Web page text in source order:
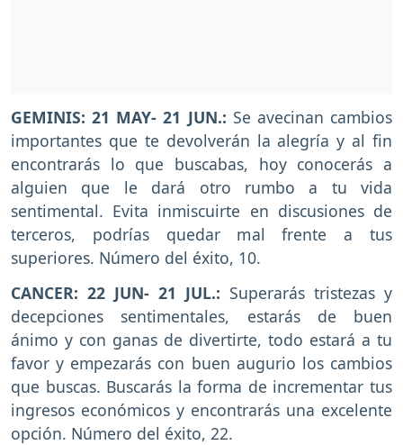
GEMINIS: 21 MAY- 21 JUN.: Se avecinan cambios
importantes que te devolverán la alegría y al fin
encontrarás lo que buscabas, hoy conocerás a
alguien que le dará otro rumbo a tu vida
sentimental. Evita inmiscuirte en discusiones de
terceros, podrías quedar mal frente a tus
superiores. Número del éxito, 10.
CANCER: 22 JUN- 21 JUL.: Superarás tristezas y
decepciones sentimentales, estarás de buen
ánimo y con ganas de divertirte, todo estará a tu
favor y empezarás con buen augurio los cambios
que buscas. Buscarás la forma de incrementar tus
ingresos económicos y encontrarás una excelente
opción. Número del éxito, 22.